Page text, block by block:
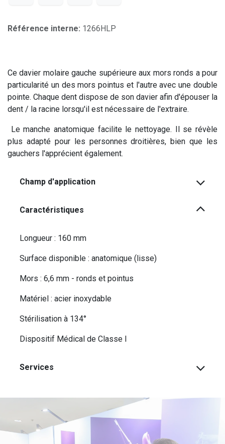
Référence interne: 1266HLP
Ce davier molaire gauche supérieure aux mors ronds a pour
particularité un des mors pointus et l'autre avec une double
pointe. Chaque dent dispose de son davier afin d'épouser la
dent / la racine lorsqu'il est nécessaire de l'extraire.
Le manche anatomique facilite le nettoyage. Il se révèle
plus adapté pour les personnes droitières, bien que les
gauchers l'apprécient également.
Champ d'application
Caractéristiques
Longueur : 160 mm
Surface disponible : anatomique (lisse)
Mors : 6,6 mm - ronds et pointus
Matériel : acier inoxydable
Stérilisation à 134°
Dispositif Médical de Classe I
Services